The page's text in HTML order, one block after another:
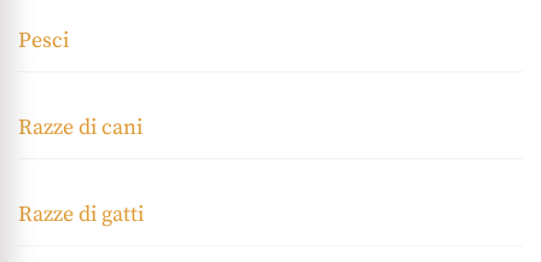
Pesci
Razze di cani
Razze di gatti